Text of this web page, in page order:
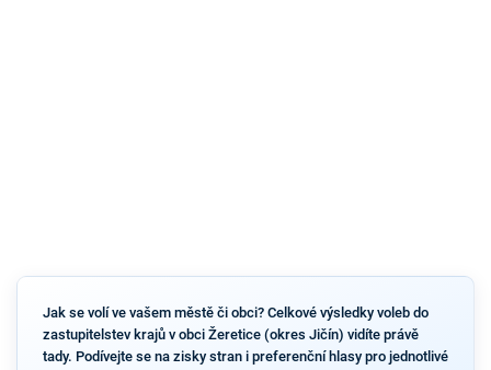
Jak se volí ve vašem městě či obci? Celkové výsledky voleb do
zastupitelstev krajů v obci Žeretice (okres Jičín) vidíte právě
tady. Podívejte se na zisky stran i preferenční hlasy pro jednotlivé